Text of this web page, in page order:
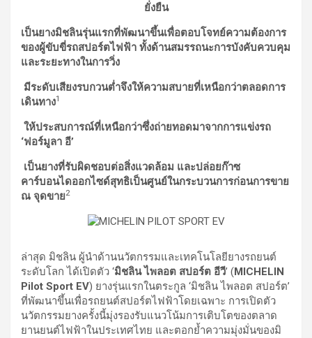
ยั่งยืน
เป็นยางมิชลินรุ่นแรกที่พัฒนาขึ้นเพื่อตอบโจทย์ความต้องการ
ของผู้ขับขี่รถสปอร์ตไฟฟ้า ทั้งด้านสมรรถนะการบังคับควบคุม
และระยะทางในการวิ่ง
มีระดับเสียงรบกวนต่ำจึงให้ความสบายที่เหนือกว่าตลอดการ
เดินทาง1
ให้ประสบการณ์ที่เหนือกว่าซึ่งถ่ายทอดมาจากการแข่งรถ
‘ฟอร์มูลา อี’
เป็นยางที่รับผิดชอบต่อสิ่งแวดล้อม และปล่อยก๊าซ
คาร์บอนไดออกไซด์สุทธิเป็นศูนย์ในกระบวนการก่อนการขาย
ณ จุดขาย2
ล่าสุด มิชลิน ผู้นำด้านนวัตกรรมและเทคโนโลยียางรถยนต์
ระดับโลก ได้เปิดตัว ‘มิชลิน ไพลอต สปอร์ต อีวี’ (MICHELIN
Pilot Sport EV) ยางรุ่นแรกในตระกูล ‘มิชลิน ไพลอต สปอร์ต’
ที่พัฒนาขึ้นเพื่อรถยนต์สปอร์ตไฟฟ้าโดยเฉพาะ การเปิดตัว
นวัตกรรมยางครั้งนี้มุ่งรองรับแนวโน้มการเติบโตของตลาด
ยานยนต์ไฟฟ้าในประเทศไทย และตอกย้ำความมุ่งมั่นของมิ